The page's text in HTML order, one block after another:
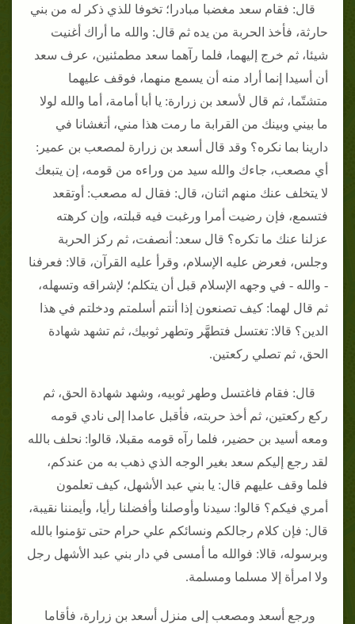
قال: فقام سعد مغضبا مبادرا؛ تخوفا للذي ذكر له من بني
حارثة، فأخذ الحربة من يده ثم قال: والله ما أراك أغنيت
شيئا، ثم خرج إليهما، فلما رآهما سعد مطمئنين، عرف سعد
أن أسيدا إنما أراد منه أن يسمع منهما، فوقف عليهما
متشتّما، ثم قال لأسعد بن زرارة: يا أبا أمامة، أما والله لولا
ما بيني وبينك من القرابة ما رمت هذا مني، أتغشانا في
دارينا بما نكره؟ وقد قال أسعد بن زرارة لمصعب بن عمير:
أي مصعب، جاءك والله سيد من وراءه من قومه، إن يتبعك
لا يتخلف عنك منهم اثنان، قال: فقال له مصعب: أوتقعد
فتسمع، فإن رضيت أمرا ورغبت فيه قبلته، وإن كرهته
عزلنا عنك ما تكره؟ قال سعد: أنصفت، ثم ركز الحربة
وجلس، فعرض عليه الإسلام، وقرأ عليه القرآن، قالا: فعرفنا
- والله - في وجهه الإسلام قبل أن يتكلم؛ لإشراقه وتسهله،
ثم قال لهما: كيف تصنعون إذا أنتم أسلمتم ودخلتم في هذا
الدين؟ قالا: تغتسل فتطهَّر وتطهر ثوبيك، ثم تشهد شهادة
الحق، ثم تصلي ركعتين.
قال: فقام فاغتسل وطهر ثوبيه، وشهد شهادة الحق، ثم
ركع ركعتين، ثم أخذ حربته، فأقبل عامدا إلى نادي قومه
ومعه أسيد بن حضير، فلما رآه قومه مقبلا، قالوا: نحلف بالله
لقد رجع إليكم سعد بغير الوجه الذي ذهب به من عندكم،
فلما وقف عليهم قال: يا بني عبد الأشهل، كيف تعلمون
أمري فيكم؟ قالوا: سيدنا وأوصلنا وأفضلنا رأيا، وأيمننا نقيبة،
قال: فإن كلام رجالكم ونسائكم علي حرام حتى تؤمنوا بالله
وبرسوله، قالا: فوالله ما أمسى في دار بني عبد الأشهل رجل
ولا امرأة إلا مسلما ومسلمة.
ورجع أسعد ومصعب إلى منزل أسعد بن زرارة، فأقاما